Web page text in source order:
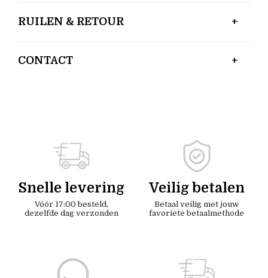
RUILEN & RETOUR
CONTACT
Snelle levering
Vóór 17:00 besteld,
dezelfde dag verzonden
Veilig betalen
Betaal veilig met jouw
favoriete betaalmethode